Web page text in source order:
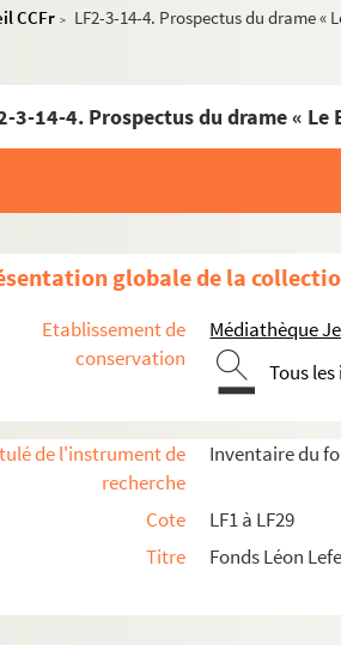
CCFr > LF2-3-14-4. Prospectus du drame «
3-14-4. Prospectus du drame « Le
globale de la
Etablissement de
conservation
Médiathèque
Tous
de l'instrument de
recherche
Inventaire du
Cote
LF1 à LF29
Titre
Fonds Léon
LF2-2. Incendie du théâtre, 1903
LF2-3-1. Dossier 1 : 1849 – 1850
LF2-3-2. Dossier 2 : 1850-1851
LF2-3-7. Dossier 7 : 1855-1856
LF2-3-8. Dossier 8 : 1856-1857
LF2-3-10. Dossier 10 : 1858-1859
LF2-3-11. Dossier 11 : 1859-1860
LF2-3-12. Dossier 12 : 1860- 1861
LF2-3-13. Dossier 13 : 1861- 1862
LF2-3-14-1. Programme de concert